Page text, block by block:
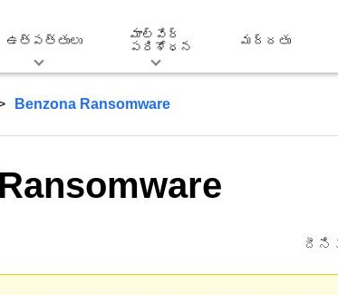
ఉత్పత్తులు
మాల్వేర్
పరిశోధన
మద్దతు
Benzona Ransomware